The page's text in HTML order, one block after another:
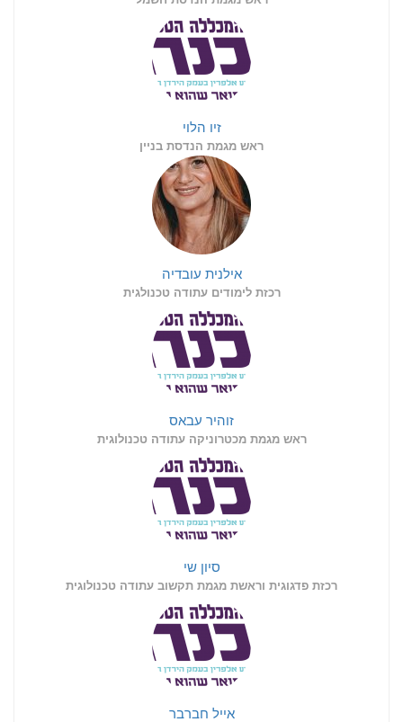
זיו הלוי
ראש מגמת הנדסת בניין
אילנית עובדיה
רכזת לימודים עתודה טכנולגית
זוהיר עבאס
ראש מגמת מכטרוניקה עתודה טכנולוגית
סיון שי
רכזת פדגוגית וראשת מגמת תקשוב עתודה טכנולוגית
אייל חברבר